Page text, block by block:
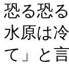
恐る恐
水原は
て」と言